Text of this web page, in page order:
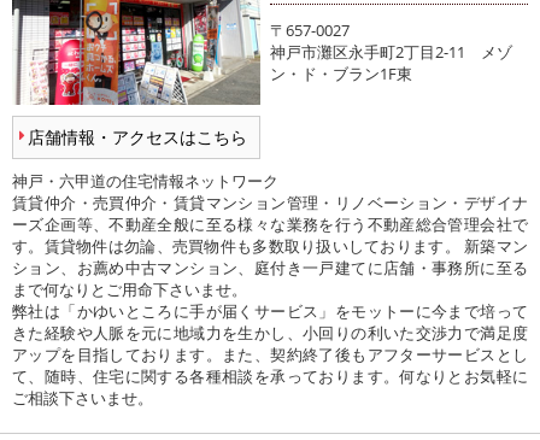
店舗情報・アクセスはこちら
〒657-0027
神戸市灘区永手町2丁目2-11 メゾ
ン・ド・ブラン1F東
神戸・六甲道の住宅情報ネットワーク
賃貸仲介・売買仲介・賃貸マンション管理・リノベーション・デザイナ
ーズ企画等、不動産全般に至る様々な業務を行う不動産総合管理会社で
す。賃貸物件は勿論、売買物件も多数取り扱いしております。 新築マン
ション、お薦め中古マンション、庭付き一戸建てに店舗・事務所に至る
まで何なりとご用命下さいませ。
弊社は「かゆいところに手が届くサービス」をモットーに今まで培って
きた経験や人脈を元に地域力を生かし、小回りの利いた交渉力で満足度
アップを目指しております。また、契約終了後もアフターサービスとし
て、随時、住宅に関する各種相談を承っております。何なりとお気軽に
ご相談下さいませ。